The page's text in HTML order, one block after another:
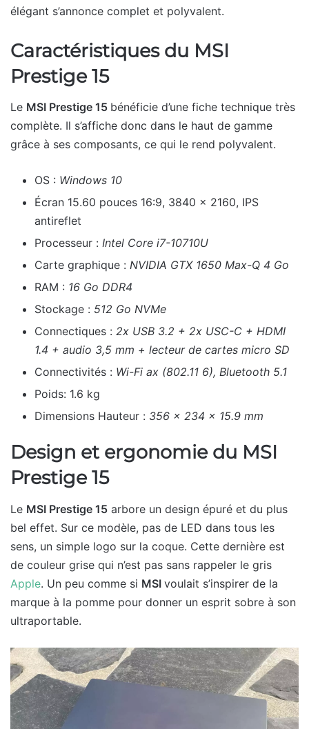
élégant s’annonce complet et polyvalent.
Caractéristiques du MSI
Prestige 15
Le MSI Prestige 15 bénéficie d’une fiche technique très
complète. Il s’affiche donc dans le haut de gamme
grâce à ses composants, ce qui le rend polyvalent.
OS : Windows 10
Écran 15.60 pouces 16:9, 3840 x 2160, IPS
antireflet
Processeur : Intel Core i7-10710U
Carte graphique : NVIDIA GTX 1650 Max-Q 4 Go
RAM : 16 Go DDR4
Stockage : 512 Go NVMe
Connectiques : 2x USB 3.2 + 2x USC-C + HDMI
1.4 + audio 3,5 mm + lecteur de cartes micro SD
Connectivités : Wi-Fi ax (802.11 6), Bluetooth 5.1
Poids: 1.6 kg
Dimensions Hauteur : 356 x 234 x 15.9 mm
Design et ergonomiedu MSI
Prestige 15
Le MSI Prestige 15 arbore un design épuré et du plus
bel effet. Sur ce modèle, pas de LED dans tous les
sens, un simple logo sur la coque. Cette dernière est
de couleur grise qui n’est pas sans rappeler le gris
Apple. Un peu comme si MSI voulait s’inspirer de la
marque à la pomme pour donner un esprit sobre à son
ultraportable.